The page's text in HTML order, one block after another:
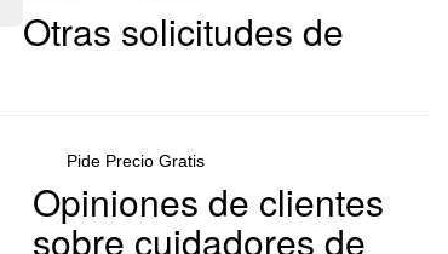
Otras solicitudes de
Pide Precio Gratis
Opiniones de clientes
sobre cuidadores de